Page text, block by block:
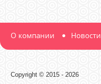
О компании Новости
Copyright © 2015 - 2026